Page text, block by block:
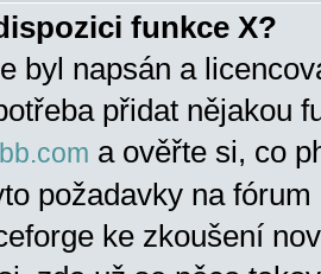
funkce X?
byl napsán a
přidat nějakou
a ověřte si, co
požadavky na
ke zkoušení